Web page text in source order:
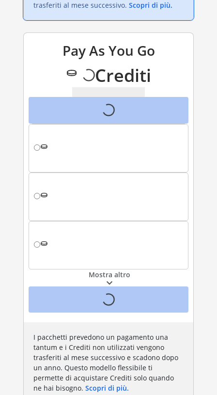
trasferiti al mese successivo. Scopri di più.
Pay As You Go
Crediti
Mostra altro
I pacchetti prevedono un pagamento una
tantum e i Crediti non utilizzati vengono
trasferiti al mese successivo e scadono dopo
un anno. Questo modello flessibile ti
permette di acquistare Crediti solo quando
ne hai bisogno. Scopri di più.